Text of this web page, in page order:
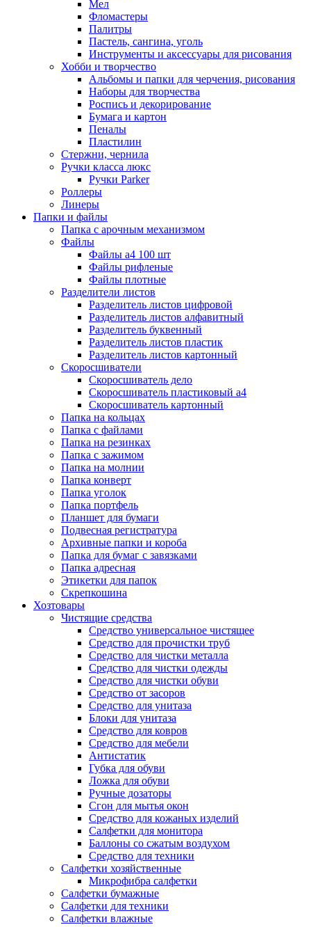
Мел
Фломастеры
Палитры
Пастель, сангина, уголь
Инструменты и аксессуары для рисования
Хобби и творчество
Альбомы и папки для черчения, рисования
Наборы для творчества
Роспись и декорирование
Бумага и картон
Пеналы
Пластилин
Стержни, чернила
Ручки класса люкс
Ручки Parker
Роллеры
Линеры
Папки и файлы
Папка с арочным механизмом
Файлы
Файлы а4 100 шт
Файлы рифленые
Файлы плотные
Разделители листов
Разделитель листов цифровой
Разделитель листов алфавитный
Разделитель буквенный
Разделитель листов пластик
Разделитель листов картонный
Скоросшиватели
Скоросшиватель дело
Скоросшиватель пластиковый а4
Скоросшиватель картонный
Папка на кольцах
Папка с файлами
Папка на резинках
Папка с зажимом
Папка на молнии
Папка конверт
Папка уголок
Папка портфель
Планшет для бумаги
Подвесная регистратура
Архивные папки и короба
Папка для бумаг с завязками
Папка адресная
Этикетки для папок
Скрепкошина
Хозтовары
Чистящие средства
Средство универсальное чистящее
Средство для прочистки труб
Средство для чистки металла
Средство для чистки одежды
Средство для чистки обуви
Средство от засоров
Средство для унитаза
Блоки для унитаза
Средство для ковров
Средство для мебели
Антистатик
Губка для обуви
Ложка для обуви
Ручные дозаторы
Сгон для мытья окон
Средство для кожаных изделий
Салфетки для монитора
Баллоны со сжатым воздухом
Средство для техники
Салфетки хозяйственные
Микрофибра салфетки
Салфетки бумажные
Салфетки для техники
Салфетки влажные